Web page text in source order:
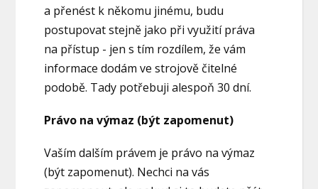
a přenést k někomu jinému, budu
postupovat stejně jako při využití práva
na přístup - jen s tím rozdílem, že vám
informace dodám ve strojově čitelné
podobě. Tady potřebuji alespoň 30 dní.
Právo na výmaz (být zapomenut)
Vaším dalším právem je právo na výmaz
(být zapomenut). Nechci na vás